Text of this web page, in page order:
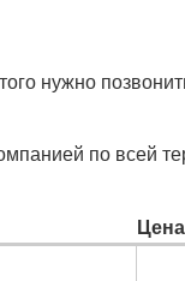
нужно
по всей
Цена